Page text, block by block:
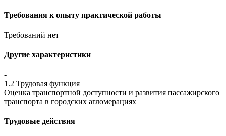
Требования к опыту практической работы
Требований нет
Другие характеристики
-
1.2 Трудовая функция
Оценка транспортной доступности и развития пассажирского
транспорта в городских агломерациях
Трудовые действия